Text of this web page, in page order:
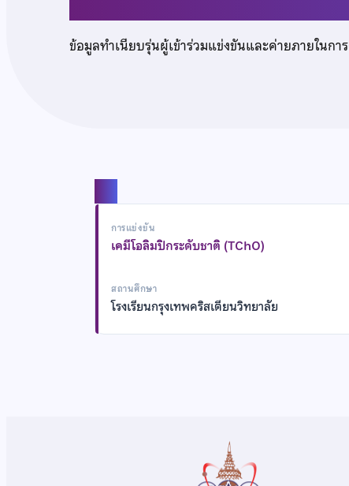
ข้อมูลทำเนียบรุ่นผู้เข้าร่วมแข่งขันและค่ายภายในก
การแข่งขัน
เคมีโอลิมปิกระดับชาติ (TChO)
สถานศึกษา
โรงเรียนกรุงเทพคริสเตียนวิทยาลัย